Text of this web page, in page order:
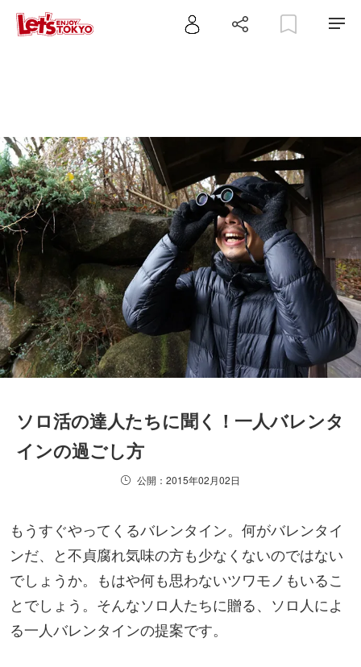
ソロ活の達人たちに聞く！一人バレンタ
インの過ごし方
公開：2015年02月02日
もうすぐやってくるバレンタイン。何がバレンタイ
ンだ、と不貞腐れ気味の方も少なくないのではない
でしょうか。もはや何も思わないツワモノもいるこ
とでしょう。そんなソロ人たちに贈る、ソロ人によ
る一人バレンタインの提案です。